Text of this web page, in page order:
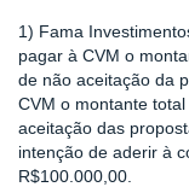
1) Fama
pagar à CVM o
de não aceitação da
CVM o montante
aceitação das
intenção de aderir à
R$100.000,00.